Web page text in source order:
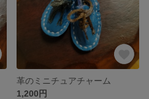
革のミニチュアチャーム
1,200円